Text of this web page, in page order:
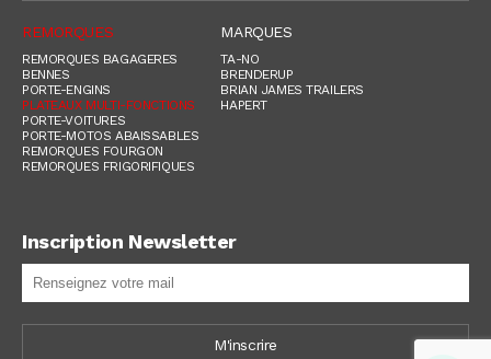
REMORQUES
REMORQUES BAGAGERES
BENNES
PORTE-ENGINS
PLATEAUX MULTI-FONCTIONS
PORTE-VOITURES
PORTE-MOTOS ABAISSABLES
REMORQUES FOURGON
REMORQUES FRIGORIFIQUES
MARQUES
TA-NO
BRENDERUP
BRIAN JAMES TRAILERS
HAPERT
Inscription Newsletter
M'inscrire